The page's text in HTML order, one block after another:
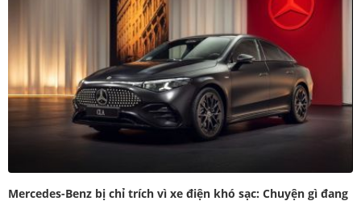
Mercedes-Benz bị chỉ trích vì xe điện khó sạc: Chuyện gì đang